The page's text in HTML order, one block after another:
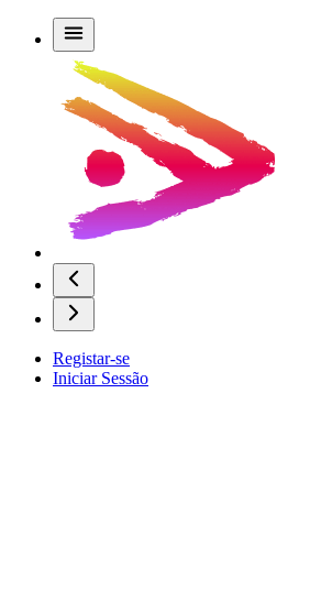
Registar-se
Iniciar Sessão